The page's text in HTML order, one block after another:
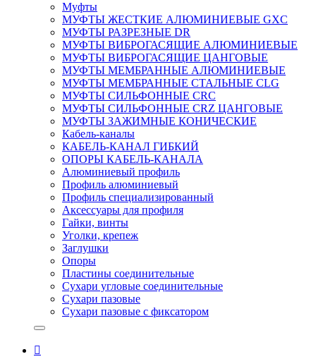
Муфты
МУФТЫ ЖЕСТКИЕ АЛЮМИНИЕВЫЕ GXC
МУФТЫ РАЗРЕЗНЫЕ DR
МУФТЫ ВИБРОГАСЯЩИЕ АЛЮМИНИЕВЫЕ
МУФТЫ ВИБРОГАСЯЩИЕ ЦАНГОВЫЕ
МУФТЫ МЕМБРАННЫЕ АЛЮМИНИЕВЫЕ
МУФТЫ МЕМБРАННЫЕ СТАЛЬНЫЕ CLG
МУФТЫ СИЛЬФОННЫЕ CRC
МУФТЫ СИЛЬФОННЫЕ CRZ ЦАНГОВЫЕ
МУФТЫ ЗАЖИМНЫЕ КОНИЧЕСКИЕ
Кабель-каналы
КАБЕЛЬ-КАНАЛ ГИБКИЙ
ОПОРЫ КАБЕЛЬ-КАНАЛА
Алюминиевый профиль
Профиль алюминиевый
Профиль специализированный
Аксессуары для профиля
Гайки, винты
Уголки, крепеж
Заглушки
Опоры
Пластины соединительные
Сухари угловые соединительные
Сухари пазовые
Сухари пазовые с фиксатором
